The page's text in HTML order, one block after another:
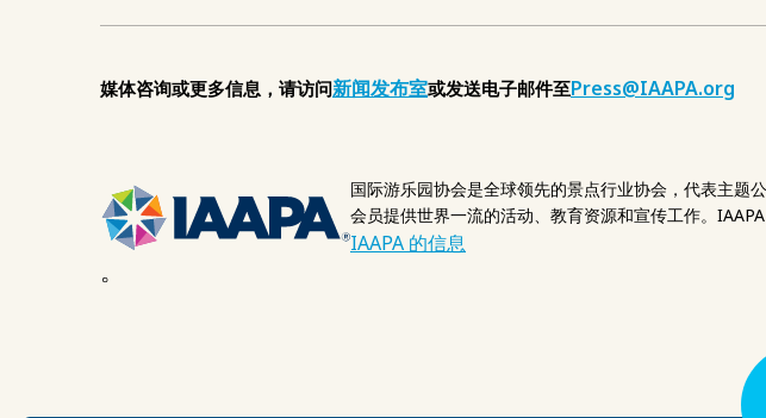
媒体咨询或更多信息，请访问新闻发布室或发送电子邮件至Press@IAAPA.org
国际游乐园协会是全球领先的景点行业协会，代表主题
会员提供世界一流的活动、教育资源和宣传工作。
IAAPA 的信息
。